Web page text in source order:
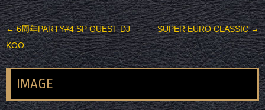
投稿ナビゲーション
←6周年PARTY#4 SP GUEST DJ
KOO
SUPER EURO CLASSIC→
IMAGE